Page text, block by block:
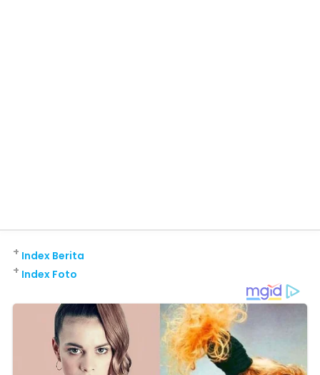
Index Berita
+
Index Foto
+